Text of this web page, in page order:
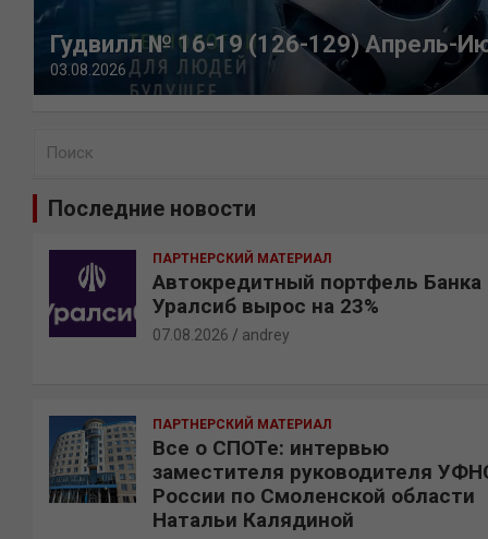
Гудвилл № 16-19 (126-129) Апрель-
03.08.2026
Последние новости
ПАРТНЕРСКИЙ МАТЕРИАЛ
Автокредитный портфель Банка
Уралсиб вырос на 23%
07.08.2026 andrey
ПАРТНЕРСКИЙ МАТЕРИАЛ
Все о СПОТе: интервью
заместителя руководителя
России по Смоленской области
Натальи Калядиной